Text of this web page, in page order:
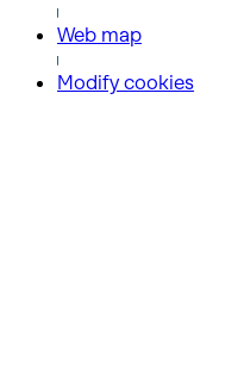
Web map
Modify cookies